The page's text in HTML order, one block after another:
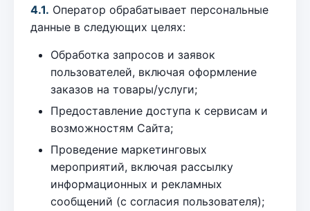
4.1. Оператор обрабатывает персональные
данные в следующих целях:
Обработка запросов и заявок
пользователей, включая оформление
заказов на товары/услуги;
Предоставление доступа к сервисам и
возможностям Сайта;
Проведение маркетинговых
мероприятий, включая рассылку
информационных и рекламных
сообщений (с согласия пользователя);